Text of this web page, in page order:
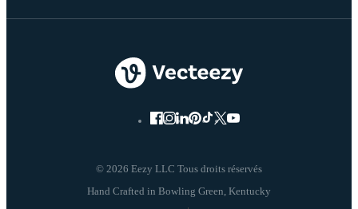
© 2026 Eezy LLC Tous droits réservés